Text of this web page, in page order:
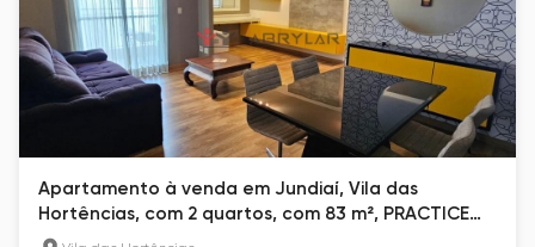
Apartamento à venda em Jundiaí, Vila das
Hortências, com 2 quartos, com 83 m², PRACTICE
CLUB HOUSE